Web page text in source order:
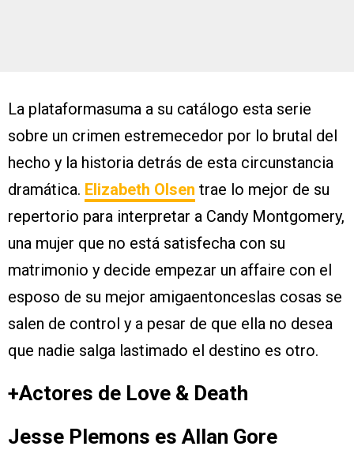
La plataformasuma a su catálogo esta serie
sobre un crimen estremecedor por lo brutal del
hecho y la historia detrás de esta circunstancia
dramática. Elizabeth Olsen trae lo mejor de su
repertorio para interpretar a Candy Montgomery,
una mujer que no está satisfecha con su
matrimonio y decide empezar un affaire con el
esposo de su mejor amigaentonceslas cosas se
salen de control y a pesar de que ella no desea
que nadie salga lastimado el destino es otro.
+Actores de Love & Death
Jesse Plemons es Allan Gore